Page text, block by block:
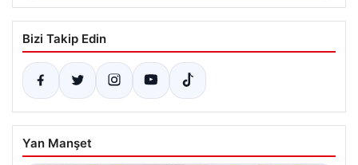
Bizi Takip Edin
Yan Manşet